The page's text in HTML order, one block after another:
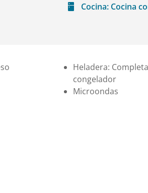
Cocina: Cocina
Heladera:
congelador
Microondas